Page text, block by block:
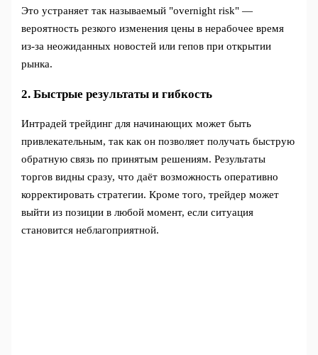
Это устраняет так называемый "overnight risk" —
вероятность резкого изменения цены в нерабочее время
из-за неожиданных новостей или гепов при открытии
рынка.
2. Быстрые результаты и гибкость
Интрадей трейдинг для начинающих может быть
привлекательным, так как он позволяет получать быструю
обратную связь по принятым решениям. Результаты
торгов видны сразу, что даёт возможность оперативно
корректировать стратегии. Кроме того, трейдер может
выйти из позиции в любой момент, если ситуация
становится неблагоприятной.